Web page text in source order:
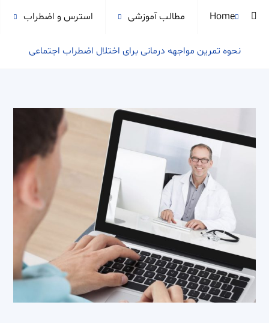
Home مطالب آموزشی استرس و اضطراب
نحوه تمرین مواجهه درمانی برای اختلال اضطراب اجتماعی